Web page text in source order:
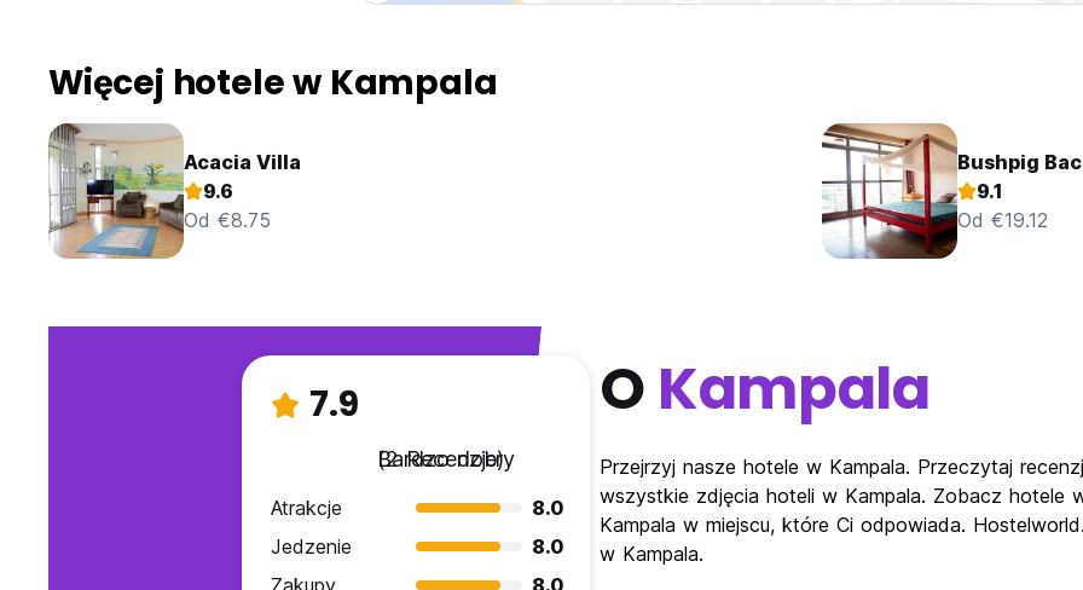
Więcej hotele w Kampala
Acacia Villa
9.6
Od €8.75
Bushpig
9.1
Od €19.12
7.9
Bardzo dobry
(2 Recenzje)
Atrakcje
8.0
Jedzenie
8.0
O Kampala
Przejrzyj nasze hotele w Kampala. Przeczytaj
wszystkie zdjęcia hoteli w Kampala. Zobacz hotele
Kampala w miejscu, które Ci odpowiada.
w Kampala.